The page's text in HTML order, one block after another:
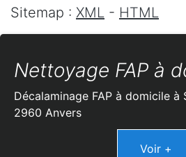
Sitemap : XML - HTML
Nettoyage FAP à
Décalaminage FAP à domicile
2960 Anvers
Voir +